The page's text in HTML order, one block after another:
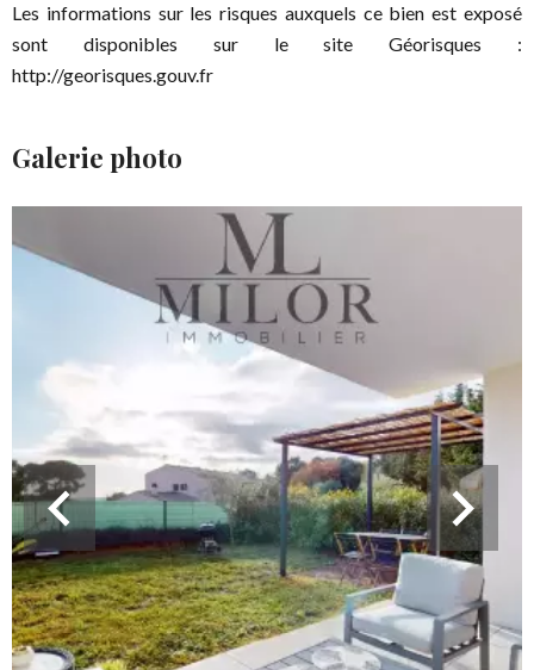
Les informations sur les risques auxquels ce bien est exposé
sont disponibles sur le site Géorisques :
http://georisques.gouv.fr
Galerie photo